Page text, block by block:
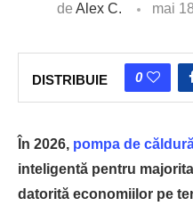
de Alex C. mai
DISTRIBUIE 0
În 2026, pompa de
inteligentă pentru
datorită economiilor pe